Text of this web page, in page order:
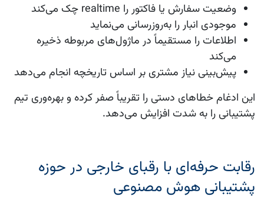
وضعیت سفارش یا فاکتور را realtime چک می‌کند
موجودی انبار را به‌روزرسانی می‌نماید
اطلاعات را مستقیماً در ماژول‌های مربوطه ذخیره
می‌کند
پیش‌بینی نیاز مشتری بر اساس تاریخچه انجام می‌دهد
این ادغام خطاهای دستی را تقریباً صفر کرده و بهره‌وری تیم
پشتیبانی را به شدت افزایش می‌دهد.
رقابت حرفه‌ای با رقبای خارجی در حوزه
پشتیبانی هوش مصنوعی